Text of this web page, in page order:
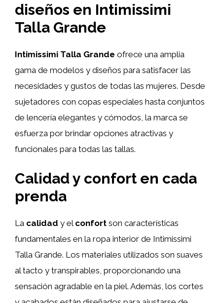
diseños en Intimissimi
Talla Grande
Intimissimi Talla Grande ofrece una amplia
gama de modelos y diseños para satisfacer las
necesidades y gustos de todas las mujeres. Desde
sujetadores con copas especiales hasta conjuntos
de lencería elegantes y cómodos, la marca se
esfuerza por brindar opciones atractivas y
funcionales para todas las tallas.
Calidad y confort en cada
prenda
La calidad y el confort son características
fundamentales en la ropa interior de Intimissimi
Talla Grande. Los materiales utilizados son suaves
al tacto y transpirables, proporcionando una
sensación agradable en la piel. Además, los cortes